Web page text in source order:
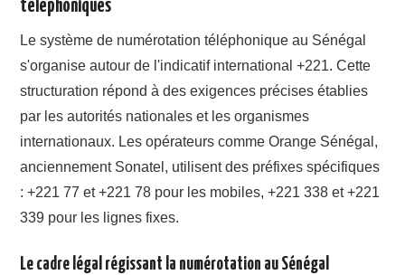
téléphoniques
Le système de numérotation téléphonique au Sénégal
s'organise autour de l'indicatif international +221. Cette
structuration répond à des exigences précises établies
par les autorités nationales et les organismes
internationaux. Les opérateurs comme Orange Sénégal,
anciennement Sonatel, utilisent des préfixes spécifiques
: +221 77 et +221 78 pour les mobiles, +221 338 et +221
339 pour les lignes fixes.
Le cadre légal régissant la numérotation au Sénégal